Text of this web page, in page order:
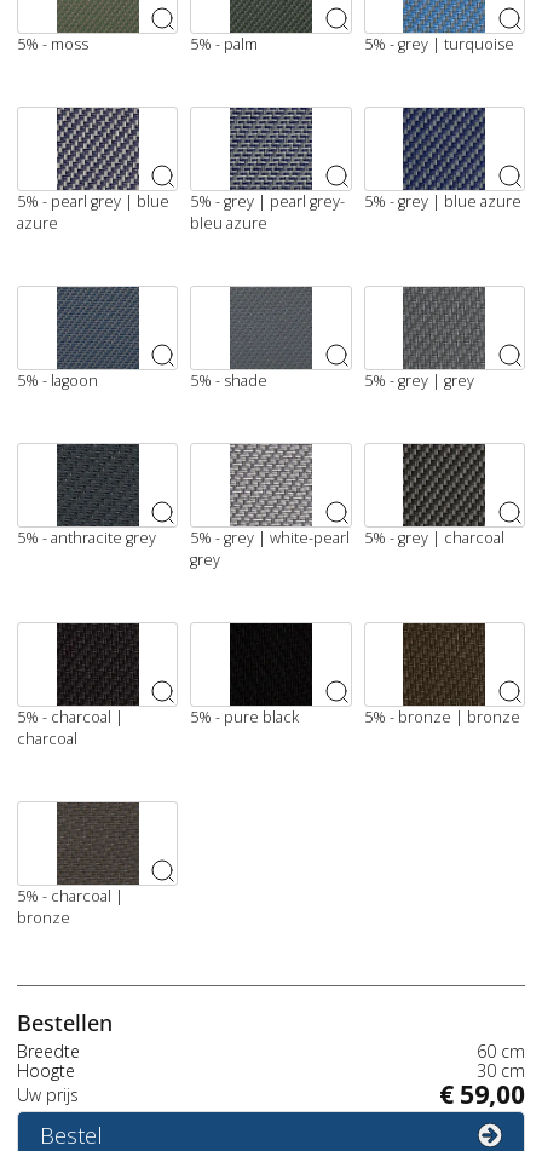
5% - moss 5% - palm 5% - grey | turquoise
5% - pearl grey | blue
azure
5% - grey | pearl grey-
bleu azure
5% - grey | blue azure
5% - lagoon 5% - shade 5% - grey | grey
5% - anthracite grey
5% - grey | white-pearl
grey
5% - grey | charcoal
5% - charcoal |
charcoal
5% - pure black 5% - bronze | bronze
5% - charcoal |
bronze
Bestellen
Breedte
60 cm
Hoogte
30 cm
Uw prijs
€ 59,00
Bestel